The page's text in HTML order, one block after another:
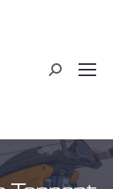
Recherche